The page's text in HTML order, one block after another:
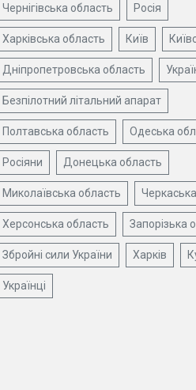
Чернігівська область Росія
Харківська область Київ
Дніпропетровська область
Безпілотний літальний апарат
Полтавська область Одеська
Росіяни Донецька область
Миколаївська область
Херсонська область Запорізька
Збройні сили України Харків
Українці